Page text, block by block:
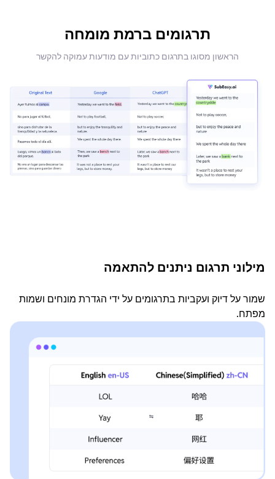
תרגומים ברמת מומחה
הראשון מסוגו בתרגום כתוביות עם מודעות עמוקה להקשר
מילוני תרגום ניתנים להתאמה
שמור על דיוק ועקביות בתרגומים על ידי הגדרת מונחים ושמות
מפתח.